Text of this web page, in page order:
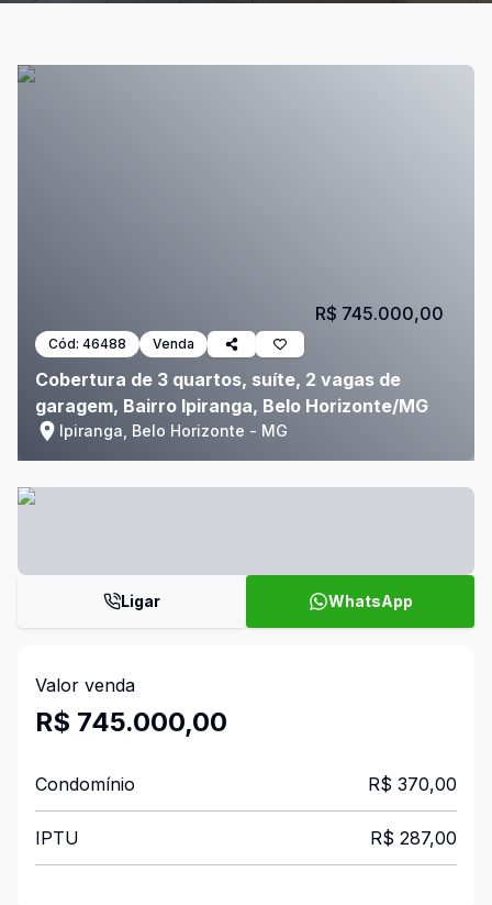
Cód: 46488 Venda
Cobertura de 3 quartos, suíte, 2 vagas de
garagem, Bairro Ipiranga, Belo Horizonte/MG
Ipiranga, Belo Horizonte - MG
R$ 745.000,00
Ligar WhatsApp
Valor venda
R$ 745.000,00
Condomínio R$ 370,00
IPTU R$ 287,00